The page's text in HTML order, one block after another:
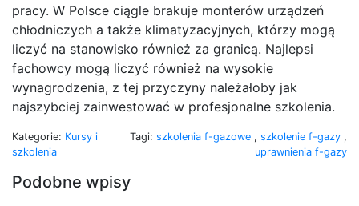
pracy. W Polsce ciągle brakuje monterów urządzeń
chłodniczych a także klimatyzacyjnych, którzy mogą
liczyć na stanowisko również za granicą. Najlepsi
fachowcy mogą liczyć również na wysokie
wynagrodzenia, z tej przyczyny należałoby jak
najszybciej zainwestować w profesjonalne szkolenia.
Kategorie: Kursy i
szkolenia
Tagi: szkolenia f-gazowe , szkolenie f-gazy ,
uprawnienia f-gazy
Podobne wpisy